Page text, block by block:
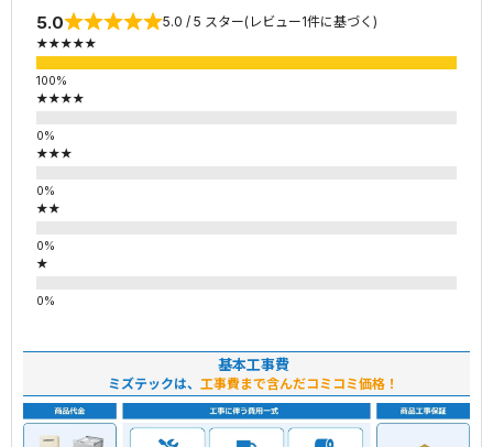
5.0 5.0 / 5 スター(レビュー1件に基づく)
★★★★★
★★★★
★★★
★★
★
基本工事費
ミズテックは、 工事費まで含んだコミコミ価格！